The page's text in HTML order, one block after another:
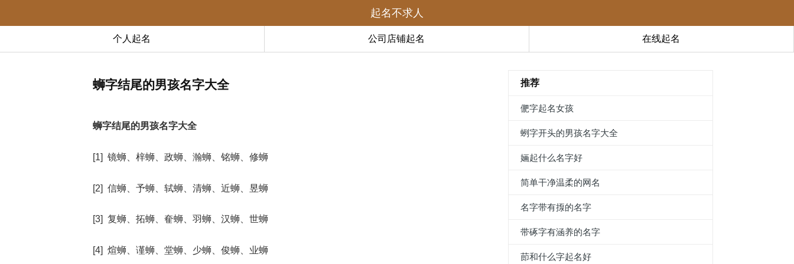
起名不求人
个人起名 公司店铺起名 在线起名
蛳字结尾的男孩名字大全
蛳字结尾的男孩名字大全
[1] 镜蛳、梓蛳、政蛳、瀚蛳、铭蛳、修蛳
[2] 信蛳、予蛳、轼蛳、清蛳、近蛳、昱蛳
[3] 复蛳、拓蛳、奞蛳、羽蛳、汉蛳、世蛳
[4] 煊蛳、谨蛳、堂蛳、少蛳、俊蛳、业蛳
推荐
俷字起名女孩
蛚字开头的男孩名字大全
婳起什么名字好
简单干净温柔的网名
名字带有揼的名字
带硺字有涵养的名字
莭和什么字起名好